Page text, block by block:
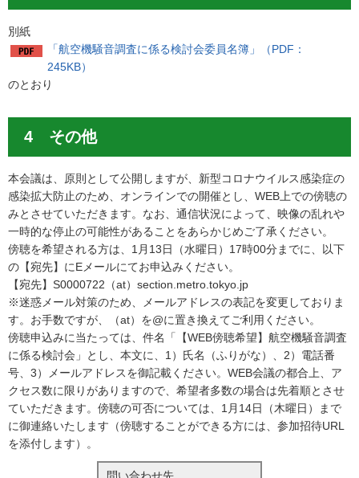
別紙
「航空機騒音調査に係る検討会委員名簿」（PDF：
245KB）
のとおり
4 その他
本会議は、原則として公開しますが、新型コロナウイルス感染症の
感染拡大防止のため、オンラインでの開催とし、WEB上での傍聴の
みとさせていただきます。なお、通信状況によって、映像の乱れや
一時的な停止の可能性があることをあらかじめご了承ください。
傍聴を希望される方は、1月13日（水曜日）17時00分までに、以下
の【宛先】にEメールにてお申込みください。
【宛先】S0000722（at）section.metro.tokyo.jp
※迷惑メール対策のため、メールアドレスの表記を変更しておりま
す。お手数ですが、（at）を@に置き換えてご利用ください。
傍聴申込みに当たっては、件名「【WEB傍聴希望】航空機騒音調査
に係る検討会」とし、本文に、1）氏名（ふりがな）、2）電話番
号、3）メールアドレスを御記載ください。WEB会議の都合上、ア
クセス数に限りがありますので、希望者多数の場合は先着順とさせ
ていただきます。傍聴の可否については、1月14日（木曜日）まで
に御連絡いたします（傍聴することができる方には、参加招待URL
を添付します）。